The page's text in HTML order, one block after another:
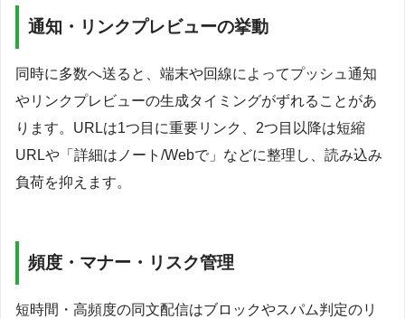
通知・リンクプレビューの挙動
同時に多数へ送ると、端末や回線によってプッシュ通知
やリンクプレビューの生成タイミングがずれることがあ
ります。URLは1つ目に重要リンク、2つ目以降は短縮
URLや「詳細はノート/Webで」などに整理し、読み込み
負荷を抑えます。
頻度・マナー・リスク管理
短時間・高頻度の同文配信はブロックやスパム判定のリ